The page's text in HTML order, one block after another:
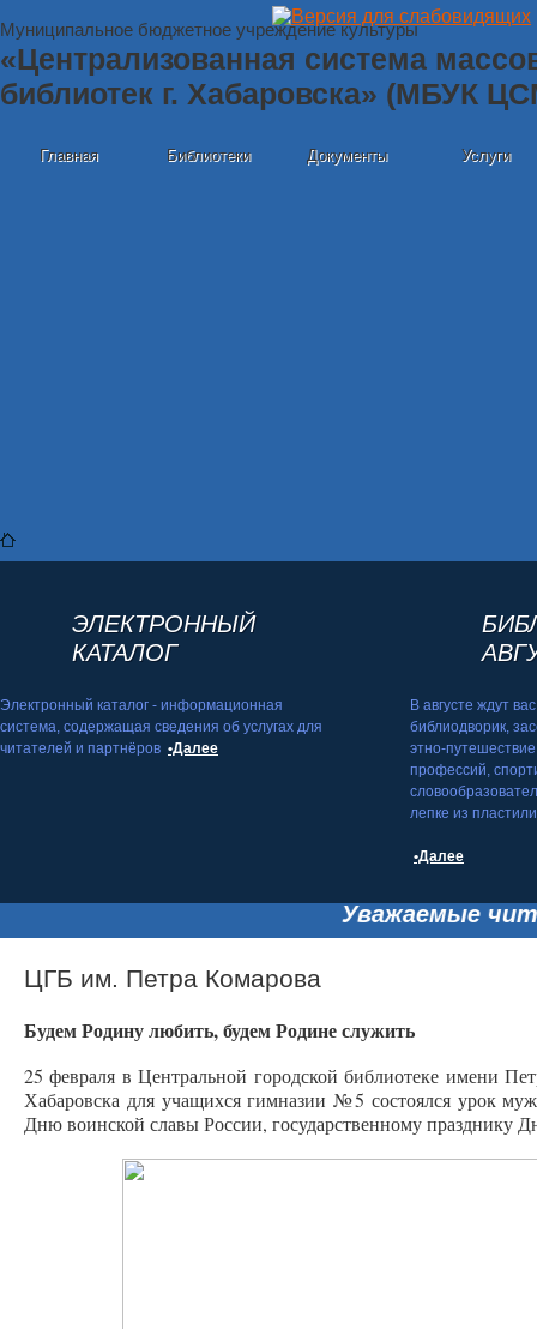
Муниципальное бюджетное учреждение культуры
«Централизованная система
библиотек г. Хабаровска» (МБУК
Главная Библиотеки Документы Услуги
ЭЛЕКТРОННЫЙ
КАТАЛОГ
Электронный каталог - информационная
система, содержащая сведения об услугах для
читателей и партнёров •Далее
В августе ждут
библиодворик,
этно-
профессий,
лепке из
•Далее
Уважаемые
ЦГБ им. Петра Комарова
Будем Родину любить, будем Родине служить
25 февраля в Центральной городской библиотеке имени
Хабаровска для учащихся гимназии №5 состоялся урок
Дню воинской славы России, государственному празднику